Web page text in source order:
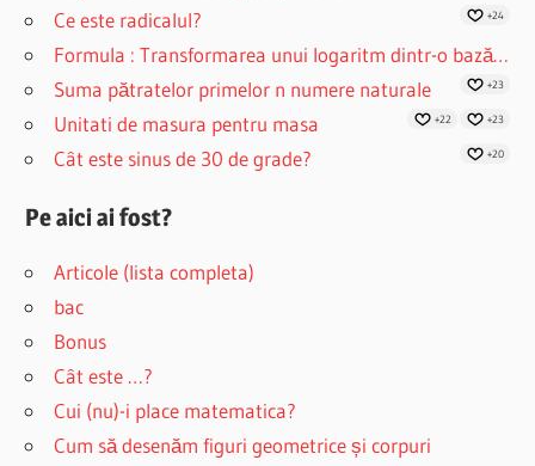
Ce este radicalul? +24
Formula : Transformarea unui logaritm dintr-o bază…
+23
Suma pătratelor primelor n numere naturale
+23
Unitati de masura pentru masa +22
Cât este sinus de 30 de grade? +20
Pe aici ai fost?
Articole (lista completa)
bac
Bonus
Cât este …?
Cui (nu)-i place matematica?
Cum să desenăm figuri geometrice și corpuri